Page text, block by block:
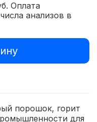
Оплата
анализов в
порошок, горит
для